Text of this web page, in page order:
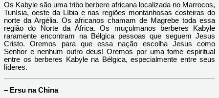
Os Kabyle são uma tribo berbere africana localizada no Marrocos,
Tunísia, oeste da Líbia e nas regiões montanhosas costeiras do
norte da Argélia. Os africanos chamam de Magrebe toda essa
região do Norte da África. Os muçulmanos berberes Kabyle
raramente encontram na Bélgica pessoas que seguem Jesus
Cristo. Oremos para que essa nação escolha Jesus como
Senhor e nenhum outro deus! Oremos por uma fome espiritual
entre os berberes Kabyle na Bélgica, especialmente entre seus
líderes.
– Ersu na China